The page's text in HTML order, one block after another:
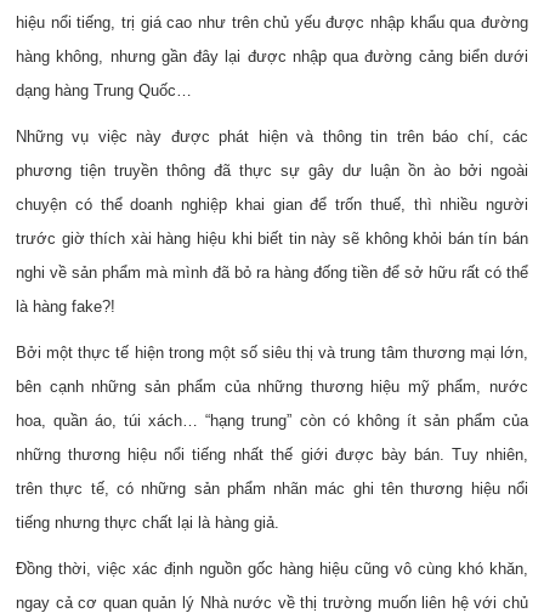
hiệu nổi tiếng, trị giá cao như trên chủ yếu được nhập khẩu qua đường
hàng không, nhưng gần đây lại được nhập qua đường cảng biển dưới
dạng hàng Trung Quốc…
Những vụ việc này được phát hiện và thông tin trên báo chí, các
phương tiện truyền thông đã thực sự gây dư luận ồn ào bởi ngoài
chuyện có thể doanh nghiệp khai gian để trốn thuế, thì nhiều người
trước giờ thích xài hàng hiệu khi biết tin này sẽ không khỏi bán tín bán
nghi về sản phẩm mà mình đã bỏ ra hàng đống tiền để sở hữu rất có thể
là hàng fake?!
Bởi một thực tế hiện trong một số siêu thị và trung tâm thương mại lớn,
bên cạnh những sản phẩm của những thương hiệu mỹ phẩm, nước
hoa, quần áo, túi xách… “hạng trung” còn có không ít sản phẩm của
những thương hiệu nổi tiếng nhất thế giới được bày bán. Tuy nhiên,
trên thực tế, có những sản phẩm nhãn mác ghi tên thương hiệu nổi
tiếng nhưng thực chất lại là hàng giả.
Đồng thời, việc xác định nguồn gốc hàng hiệu cũng vô cùng khó khăn,
ngay cả cơ quan quản lý Nhà nước về thị trường muốn liên hệ với chủ